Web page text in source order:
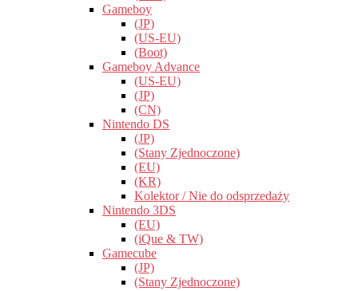
Gameboy
(JP)
(US-EU)
(Boot)
Gameboy Advance
(US-EU)
(JP)
(CN)
Nintendo DS
(JP)
(Stany Zjednoczone)
(EU)
(KR)
Kolektor / Nie do odsprzedaży
Nintendo 3DS
(EU)
(iQue & TW)
Gamecube
(JP)
(Stany Zjednoczone)